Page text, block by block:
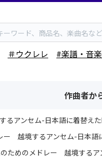
＃ウクレレ #楽譜・音
作曲者か
アンセム-日本語に着替え
ー 越境するアンセム-日本語
ためのメドレー 越境する